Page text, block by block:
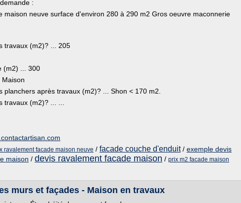
:
maison neuve surface d'environ 280 à 290 m2 Gros oeuvre maconnerie
travaux (m2)? ... 205
(m2) ... 300
Maison
planchers après travaux (m2)? ... Shon < 170 m2.
travaux (m2)? ... ...
ravalement facade maison neuve / facade couche d'enduit/ exemple devis
maison / devis ravalement facade maison / prix m2 facade maison
murs et façades - Maison en travaux